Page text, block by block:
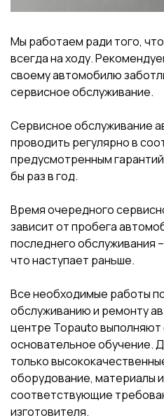
Мы работаем ради того,
всегда на ходу.
своему автомобилю
сервисное обслуживание.
Сервисное обслуживание
проводить регулярно в
предусмотренным
бы раз в год.
Время очередного
зависит от пробега
последнего обслуживания
что наступает раньше.
Все необходимые работы
обслуживанию и ремонту
центре Topauto
основательное обучение.
только
оборудование, материалы и
соответствующие
изготовителя.